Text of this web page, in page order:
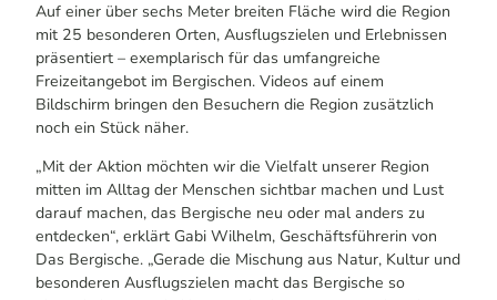
Auf einer über sechs Meter breiten Fläche wird die Region
mit 25 besonderen Orten, Ausflugszielen und Erlebnissen
präsentiert – exemplarisch für das umfangreiche
Freizeitangebot im Bergischen. Videos auf einem
Bildschirm bringen den Besuchern die Region zusätzlich
noch ein Stück näher.
„Mit der Aktion möchten wir die Vielfalt unserer Region
mitten im Alltag der Menschen sichtbar machen und Lust
darauf machen, das Bergische neu oder mal anders zu
entdecken“, erklärt Gabi Wilhelm, Geschäftsführerin von
Das Bergische. „Gerade die Mischung aus Natur, Kultur und
besonderen Ausflugszielen macht das Bergische so